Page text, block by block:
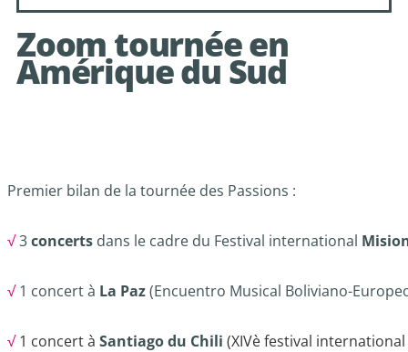
avec le choeur de
chambre Les Eléments
Zoom tournée en
Amérique du Sud
Premier bilan de la tournée des Passions :
√3concerts dans le cadre du Festival international
√1 concert à La Paz(Encuentro Musical Boliviano-
√1 concert à Santiago du Chili (XIVè festival